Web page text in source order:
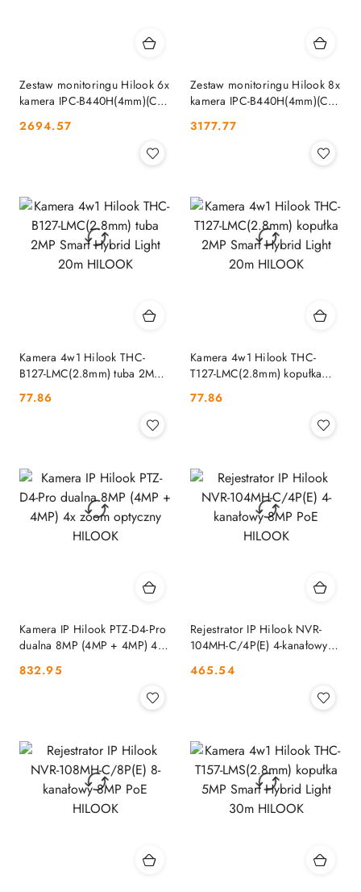
Zestaw monitoringu Hilook 6x
kamera IPC-B440H(4mm)(C) z
Cena:
2694.57
Zestaw monitoringu Hilook 8x
kamera IPC-B440H(4mm)(C) z
Cena:
3177.77
Kamera 4w1 Hilook THC-
B127-LMC(2.8mm) tuba 2MP
HILOOK
Cena:
77.86
Kamera 4w1 Hilook THC-
T127-LMC(2.8mm) kopułka
HILOOK
Cena:
77.86
Kamera IP Hilook PTZ-D4-Pro
dualna 8MP (4MP + 4MP) 4x
Cena:
832.95
Rejestrator IP Hilook NVR-
104MH-C/4P(E) 4-kanałowy
Cena:
465.54